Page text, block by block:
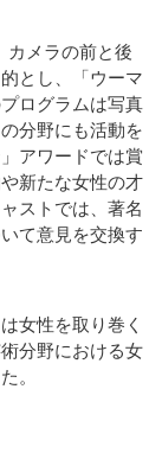
カメラの前と後
とし、「ウーマ
ログラムは写真
分野にも活動を
アワードでは賞
新たな女性の才
ストでは、著名
て意見を交換す
女性を取り巻く
分野における女
。